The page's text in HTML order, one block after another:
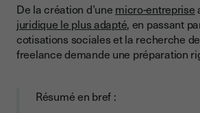
Les différents statuts pour freelance
Quel statut choisir selon son activité et
Les démarches administratives pour
De la création d’une micro-entreprise
juridique le plus adapté, en passant
cotisations sociales et la recherche
freelance demande une préparation
Résumé en bref :